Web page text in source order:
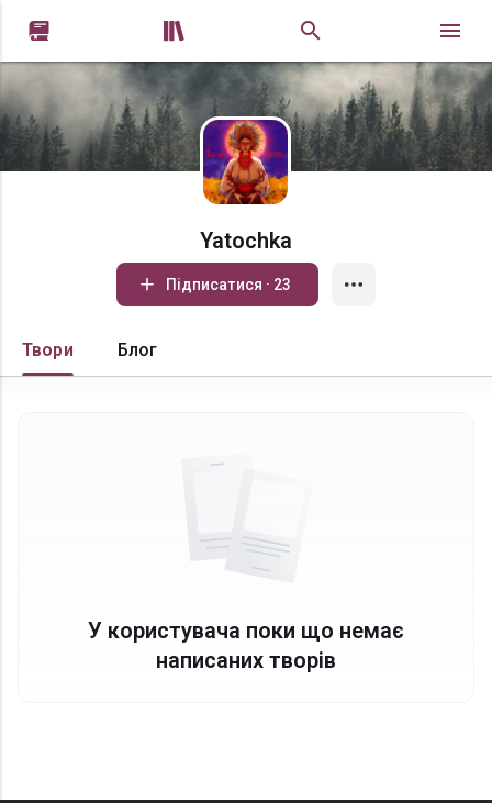
 
Yatochka
Підписатися · 23
Твори Блог
У користувача поки що немає
написаних творів